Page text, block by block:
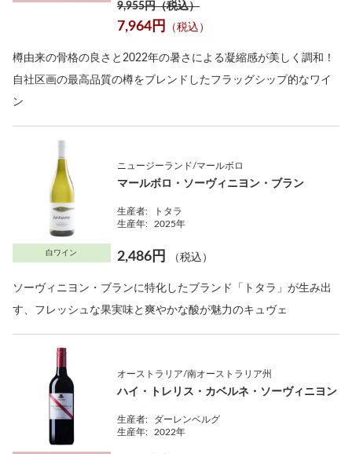
9,955円（税込）
7,964円 （税込）
樽由来の骨格の良さと2022年の暑さによる凝縮感が美しく調和！
自社区画の最高品質の樽をブレンドしたフラッグシップ的なワイ
ン
白ワイン
ニュージーランド/マールボロ
マールボロ・ソーヴィニヨン・ブラン
生産者:
トタラ
生産年:
2025年
2,486円 （税込）
ソーヴィニヨン・ブランに特化したブランド「トタラ」が生み出
す、フレッシュな果実味と爽やかな酸が魅力のキュヴェ
オーストラリア/南オーストラリア州
ハイ・トレリス・カベルネ・ソーヴィニヨン
生産者:
ダーレンベルグ
生産年:
2022年